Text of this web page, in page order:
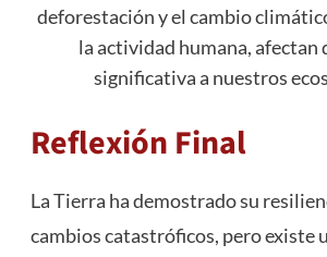
deforestación y el cambio
la actividad humana, afectan
significativa a nuestros
Reflexión Final
La Tierra ha demostrado su
cambios catastróficos, pero existe